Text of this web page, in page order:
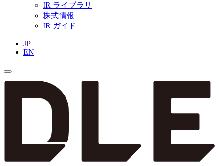
IR ライブラリ
株式情報
IR ガイド
JP
EN